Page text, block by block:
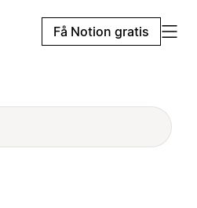
Få Notion gratis